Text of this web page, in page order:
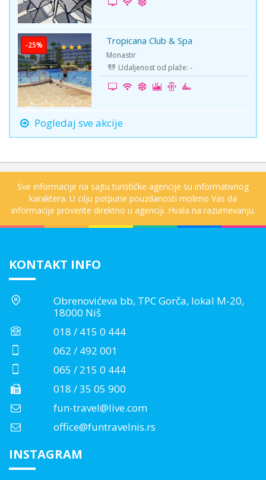
-25% Tropicana Club & Spa
Monastir
Udaljenost od plaže: -
Pogledaj sve akcije
Sve informacije na sajtu turističke agencije su informativnog
karaktera. U cilju potpune pouzdanosti molimo Vas da
informacije proverite direktno u agenciji. Hvala na razumevanju.
KONTAKT INFO
Obrenovićeva bb, TPC Gorča, lokal M-20,
18000 Niš
018 / 415 0 444
062 / 492 001
065 / 215 0 444
018 / 35 05 900
fun-travel@live.com
office@funtravelnis.rs
INSTAGRAM